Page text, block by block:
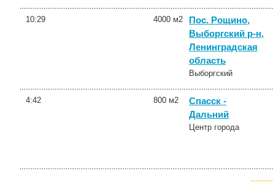
10:29 4000 м2
Пос. Рощино,
Выборгский р-н,
Ленинградская
область
Выборгский
4:42 800 м2
Спасск -
Дальний
Центр города